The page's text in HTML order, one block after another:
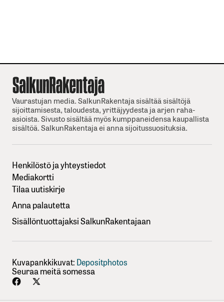
Vaurastujan media. SalkunRakentaja sisältää sisältöjä
sijoittamisesta, taloudesta, yrittäjyydesta ja arjen raha-
asioista. Sivusto sisältää myös kumppaneidensa kaupallista
sisältöä. SalkunRakentaja ei anna sijoitussuosituksia.
Henkilöstö ja yhteystiedot
Mediakortti
Tilaa uutiskirje
Anna palautetta
Sisällöntuottajaksi SalkunRakentajaan
Kuvapankkikuvat: Depositphotos
Seuraa meitä somessa